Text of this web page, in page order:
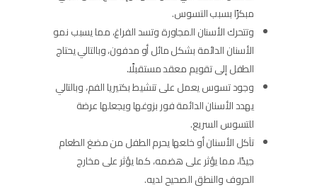
مبكرًا بسبب التسوس.
وتتحرك الأسنان المجاورة وتسد الفراغ، مما يسبب نمو
الأسنان الدائمة بشكل مائل أو مدفون، وبالتالي يحتاج
الطفل إلى تقويم معقد مستقبلًا.
وجود تسوس يعمل على تنشيط بكتيريا الفم، وبالتالي
يهدد الأسنان الدائمة فور بزوغها ويجعلها عرضة
للتسوس السريع.
تآكل الأسنان أو خلعها يحرم الطفل من مضغ الطعام
جيدًا، مما يؤثر على هضمه، كما يؤثر على مخارج
الحروف والنطق الصحيح لديه.